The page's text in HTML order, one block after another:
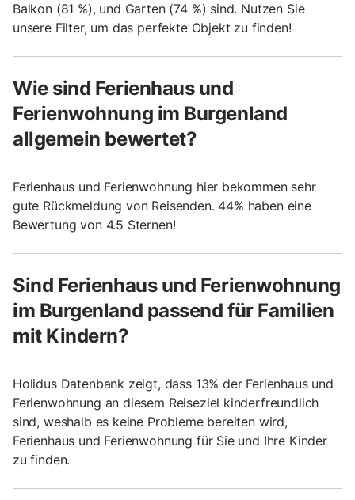
Balkon (81 %), und Garten (74 %) sind. Nutzen Sie
unsere Filter, um das perfekte Objekt zu finden!
Wie sind Ferienhaus und
Ferienwohnung im Burgenland
allgemein bewertet?
Ferienhaus und Ferienwohnung hier bekommen sehr
gute Rückmeldung von Reisenden. 44% haben eine
Bewertung von 4.5 Sternen!
Sind Ferienhaus und Ferienwohnung
im Burgenland passend für Familien
mit Kindern?
Holidus Datenbank zeigt, dass 13% der Ferienhaus und
Ferienwohnung an diesem Reiseziel kinderfreundlich
sind, weshalb es keine Probleme bereiten wird,
Ferienhaus und Ferienwohnung für Sie und Ihre Kinder
zu finden.